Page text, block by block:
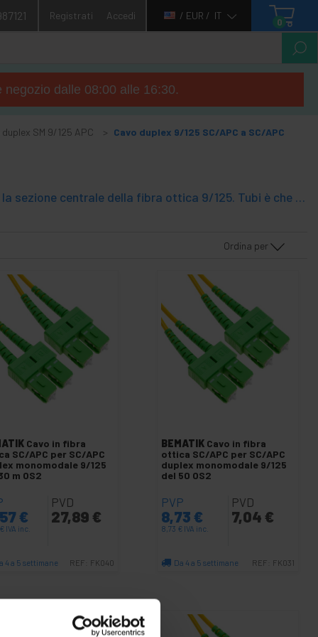
Registrati Accedi / EUR / IT
0
dalle 08:00 alle 16:30.
SM 9/125 APC Cavo duplex 9/125 SC/APC a SC/APC
Cavi in ??fibra montati duplex ottica (due fibre), SM (modalità singola) e la sezione centrale della fibra ottica 9/125. Tubi è che ad una estremità sono SC/APC e all'altra estremità hanno SC/APC.
Ordina per
Cavo in fibra
SC/APC per SC/APC
monomodale 9/125
m OS2
€
€ IVA inc.
PVD
27,89 €
4 a 5 settimane REF: FK040
BEMATIK Cavo in fibra
ottica SC/APC per SC/APC
duplex monomodale 9/125
del 50 OS2
PVP
8,73€
8,73 € IVA inc.
PVD
7,04 €
Da 4 a 5 settimane REF: FK031